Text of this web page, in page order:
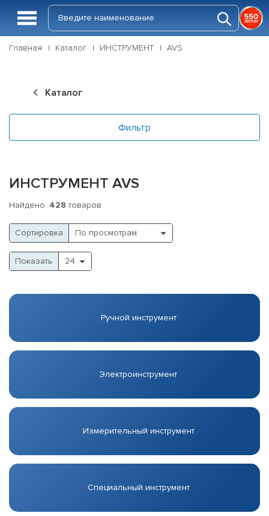
Главная Каталог ИНСТРУМЕНТ AVS
Каталог
Фильтр
ИНСТРУМЕНТ AVS
Найдено: 428 товаров
Cортировка
Показать
Ручной инструмент
Электроинструмент
Измерительный инструмент
Специальный инструмент